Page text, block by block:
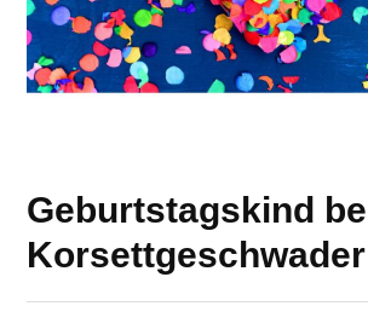
Geburtstagskind
Korsettgeschwader